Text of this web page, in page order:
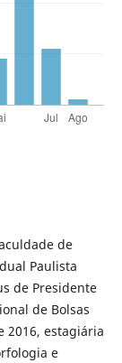
de
Paulista
de Presidente
de Bolsas
2016, estagiária
e